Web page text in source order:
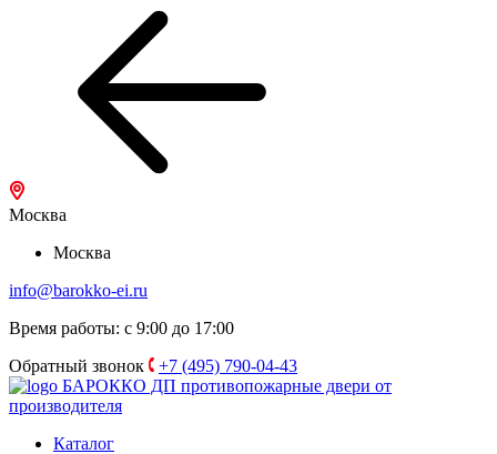
Москва
Москва
info@barokko-ei.ru
Время работы: с 9:00 до 17:00
Обратный звонок
+7 (495) 790-04-43
БАРОККО ДП противопожарные двери от
производителя
Каталог